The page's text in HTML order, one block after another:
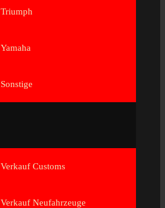
Triumph
Yamaha
Sonstige
Verkauf Customs
Verkauf Neufahrzeuge